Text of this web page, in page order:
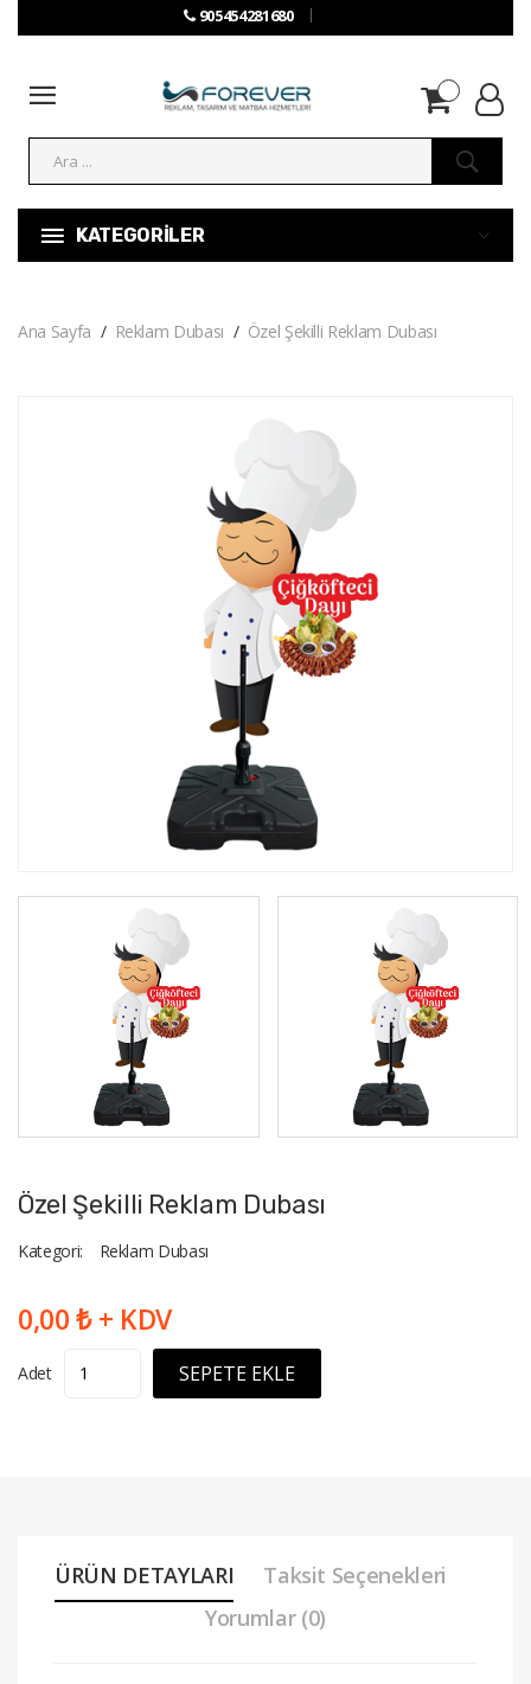
905454281680
KATEGORİLER
Ana Sayfa Reklam Dubası Özel Şekilli Reklam Dubası
Özel Şekilli Reklam Dubası
Kategori: Reklam Dubası
0,00 ₺ + KDV
Adet SEPETE EKLE
ÜRÜN DETAYLARI
Taksit Seçenekleri
Yorumlar (0)